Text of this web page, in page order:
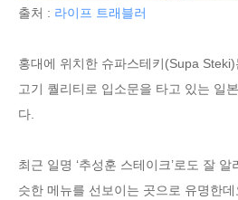
출처 : 라이프 트래블러
홍대에 위치한 슈파스테키(Supa
고기 퀄리티로 입소문을 타고 있는 일
다.
최근 일명 ‘추성훈 스테이크’로도 잘
슷한 메뉴를 선보이는 곳으로 유명한데